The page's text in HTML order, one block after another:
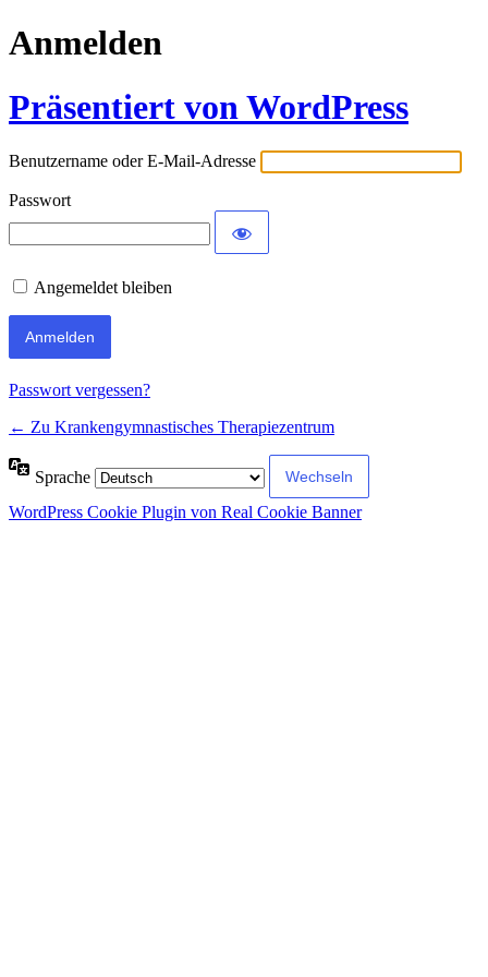
Anmelden
Präsentiert von WordPress
Benutzername oder E-Mail-Adresse
Passwort
Angemeldet bleiben
Passwort vergessen?
← Zu Krankengymnastisches Therapiezentrum
Sprache
WordPress Cookie Plugin von Real Cookie Banner